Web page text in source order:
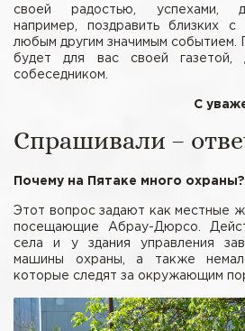
своей радостью, успехами,
например, поздравить близких
любым другим значимым событием.
будет для вас своей газетой,
собеседником.
С
Спрашивали –
Почему на Пятаке много охраны?
Этот вопрос задают как местные
посещающие Абрау-Дюрсо.
села и у здания управления
машины охраны, а также
которые следят за окружающим